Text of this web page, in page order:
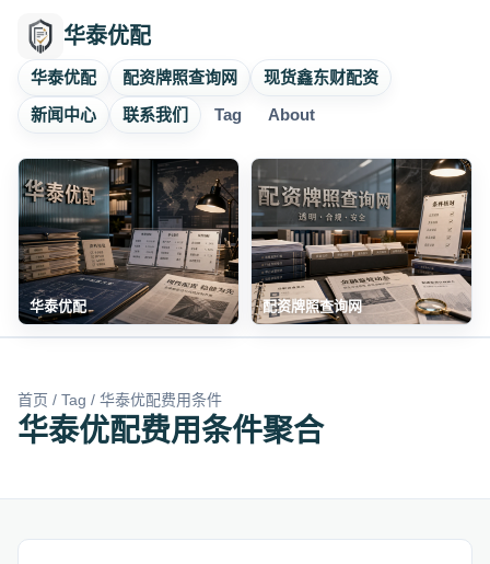
华泰优配
华泰优配 配资牌照查询网
现货鑫东财配资
新闻中心
联系我们 Tag About
华泰优配 配资牌照查询网
首页 / Tag / 华泰优配费用条件
华泰优配费用条件聚合